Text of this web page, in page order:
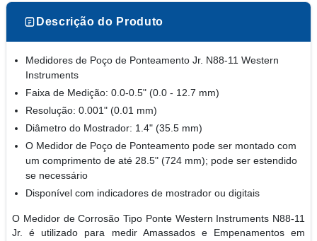
Descrição do Produto
Medidores de Poço de Ponteamento Jr. N88-11 Western
Instruments
Faixa de Medição: 0.0-0.5" (0.0 - 12.7 mm)
Resolução: 0.001" (0.01 mm)
Diâmetro do Mostrador: 1.4" (35.5 mm)
O Medidor de Poço de Ponteamento pode ser montado com
um comprimento de até 28.5" (724 mm); pode ser estendido
se necessário
Disponível com indicadores de mostrador ou digitais
O Medidor de Corrosão Tipo Ponte Western Instruments N88-11
Jr. é utilizado para medir Amassados e Empenamentos em